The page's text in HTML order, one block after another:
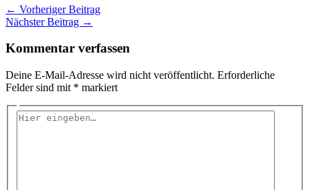
← Vorheriger Beitrag
Nächster Beitrag →
Kommentar verfassen
Deine E-Mail-Adresse wird nicht veröffentlicht. Erforderliche
Felder sind mit * markiert
Hier